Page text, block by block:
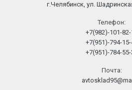
г.Челябинск, ул.
Телефон:
+7(982)-101-82-
+7(951)-794-15-
+7(951)-784-55-
Почта: